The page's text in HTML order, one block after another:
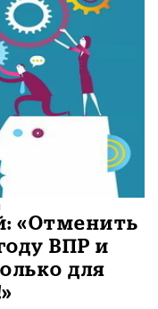
«Отменить
ВПР и
для